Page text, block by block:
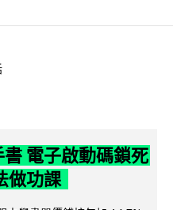
電子啟動碼鎖死
做功課